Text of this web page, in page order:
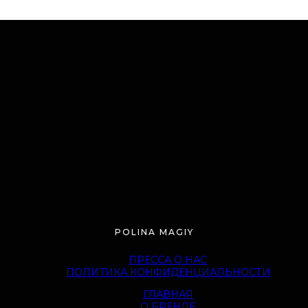
POLINA MAGIY
ПРЕССА О НАС
ПОЛИТИКА КОНФИДЕНЦИАЛЬНОСТИ
ГЛАВНАЯ